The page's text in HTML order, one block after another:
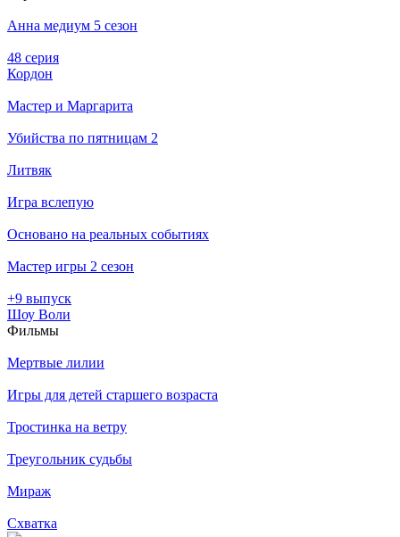
Анна медиум 5 сезон
48 серия
Кордон
Мастер и Маргарита
Убийства по пятницам 2
Литвяк
Игра вслепую
Основано на реальных событиях
Мастер игры 2 сезон
+9 выпуск
Шоу Воли
Филь­мы
Мертвые лилии
Игры для детей старшего возраста
Тростинка на ветру
Треугольник судьбы
Мираж
Схватка